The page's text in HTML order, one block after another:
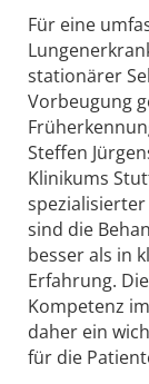
Für eine
stationärer
Vorbeugung
Steffen
Klinikums
sind die
besser als in
Erfahrung.
Kompetenz
daher ein
für die